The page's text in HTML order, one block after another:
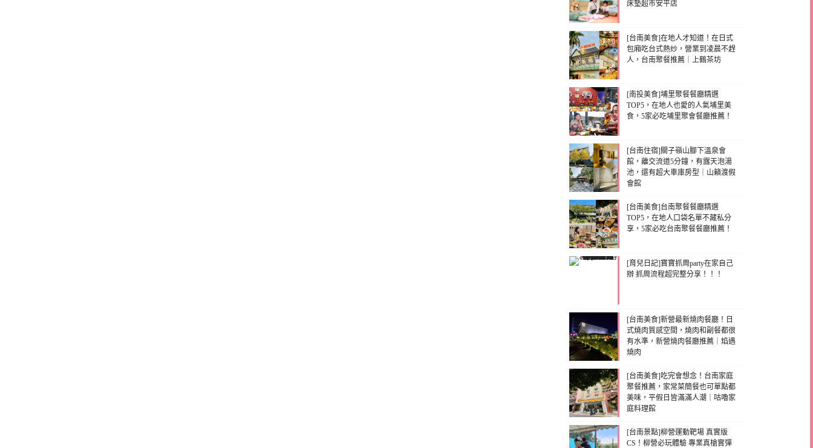
床墊超市安平店
[台南美食]在地人才知道！在日式
包廂吃台式熱炒，營業到凌晨不趕
人，台南聚餐推薦｜上鶴茶坊
[南投美食]埔里聚餐餐廳精選
TOP5，在地人也愛的人氣埔里美
食，5家必吃埔里聚會餐廳推薦！
[台南住宿]關子嶺山腳下溫泉會
館，離交流道5分鐘，有露天泡湯
池，還有超大車庫房型｜山籟渡假
會館
[台南美食]台南聚餐餐廳精選
TOP5，在地人口袋名單不藏私分
享，5家必吃台南聚餐餐廳推薦！
[育兒日記]寶寶抓周party在家自己
辦 抓周流程超完整分享！！！
[台南美食]新營最新燒肉餐廳！日
式燒肉質感空間，燒肉和副餐都很
有水準，新營燒肉餐廳推薦｜焰遇
燒肉
[台南美食]吃完會想念！台南家庭
聚餐推薦，家常菜簡餐也可單點都
美味，平假日皆滿滿人潮｜咕嚕家
庭料理館
[台南景點]柳營運動靶場 真實版
CS！柳營必玩體驗 專業真槍實彈